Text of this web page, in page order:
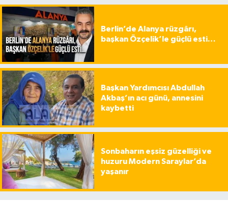
Berlin’de Alanya rüzgârı,
başkan Özçelik’le güçlü esti…
Başkan Yardımcısı Abdullah
Akbaş’ın acı günü, annesini
kaybetti
Sonbaharın eşsiz güzelliği ve
huzuru Modern Saraylar’da
yaşanır